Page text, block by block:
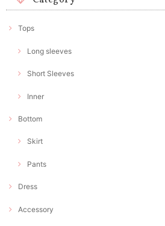
Tops
Long sleeves
Short Sleeves
Inner
Bottom
Skirt
Pants
Dress
Accessory